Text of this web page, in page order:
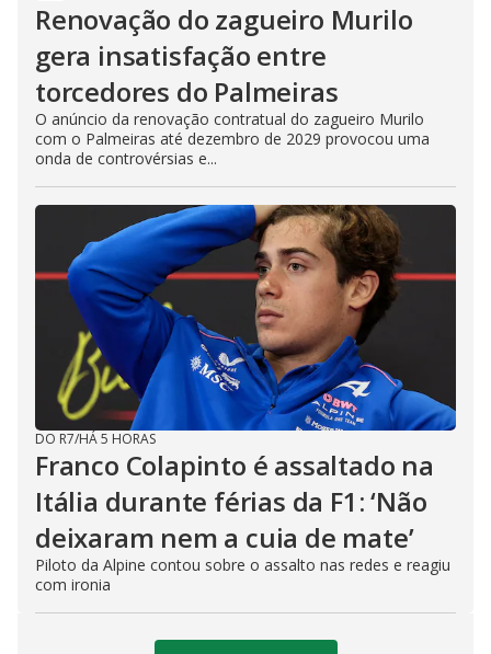
Renovação do zagueiro Murilo
gera insatisfação entre
torcedores do Palmeiras
O anúncio da renovação contratual do zagueiro Murilo
com o Palmeiras até dezembro de 2029 provocou uma
onda de controvérsias e...
DO R7/HÁ 5 HORAS
Franco Colapinto é assaltado na
Itália durante férias da F1: ‘Não
deixaram nem a cuia de mate’
Piloto da Alpine contou sobre o assalto nas redes e reagiu
com ironia